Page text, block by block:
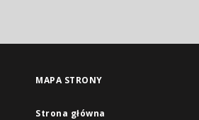
MAPA STRONY
Strona główna